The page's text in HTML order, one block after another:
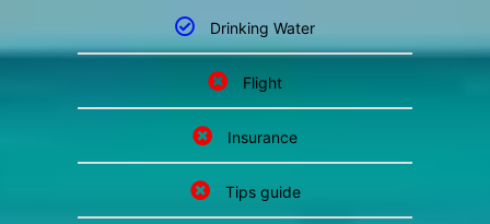
Drinking Water
Flight
Insurance
Tips guide